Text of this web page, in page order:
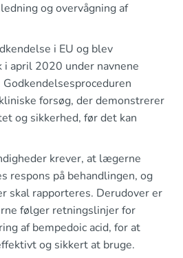
og overvågning af
i EU og blev
april 2020 under navnene
forsøg, der demonstrerer
og sikkerhed, før det kan
krever, at lægerne
respons på behandlingen, og
skal rapporteres. Derudover er
følger retningslinjer for
af bempedoic acid, for at
og sikkert at bruge.